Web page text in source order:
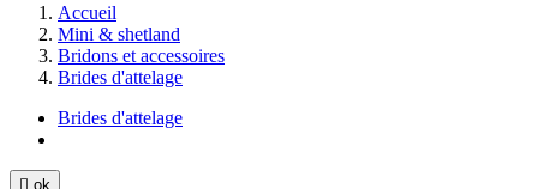
Accueil
Mini & shetland
Bridons et accessoires
Brides d'attelage
Brides d'attelage
 ok